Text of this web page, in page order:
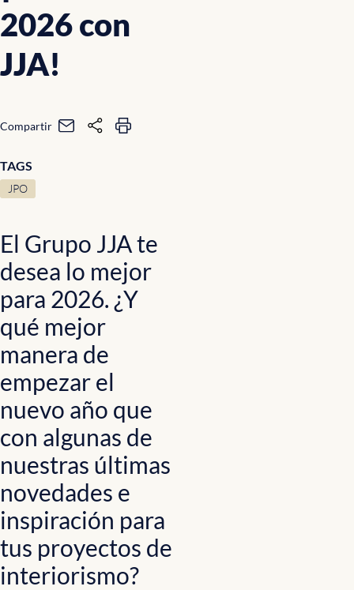
2026 con
JJA!
Compartir
TAGS
JPO
El Grupo JJA te
desea lo mejor
para 2026. ¿Y
qué mejor
manera de
empezar el
nuevo año que
con algunas de
nuestras últimas
novedades e
inspiración para
tus proyectos de
interiorismo?